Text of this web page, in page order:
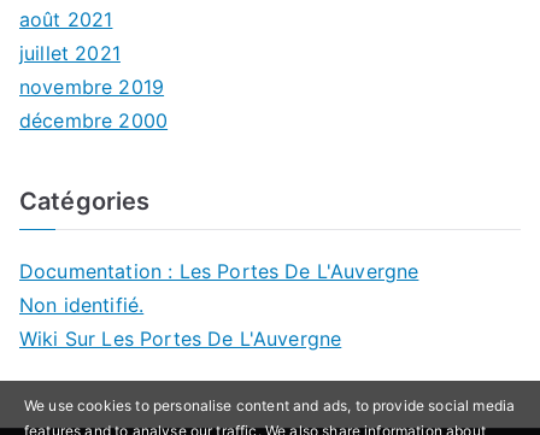
août 2021
juillet 2021
novembre 2019
décembre 2000
Catégories
Documentation : Les Portes De L'Auvergne
Non identifié.
Wiki Sur Les Portes De L'Auvergne
We use cookies to personalise content and ads, to provide social media
features and to analyse our traffic. We also share information about